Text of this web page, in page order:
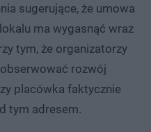
sugerujące, że umowa
ma wygasnąć wraz
tym, że organizatorzy
rozwój
placówka faktycznie
tym adresem.